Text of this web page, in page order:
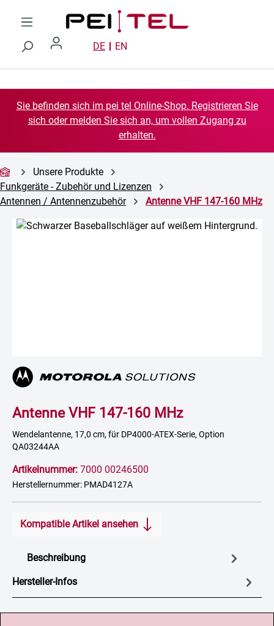
Zum Hauptinhalt springen
DE EN
Sie befinden sich im pei tel Online-Shop. Registrieren Sie
sich oder melden Sie sich an, um vollen Zugang zu
erhalten.
Unsere Produkte
Funkgeräte - Zubehör und Lizenzen
Antennen / Antennenzubehör
Antenne VHF 147-160 MHz
Bildergalerie überspringen
Antenne VHF 147-160 MHz
Wendelantenne, 17,0 cm, für DP4000-ATEX-Serie, Option
QA03244AA
Artikelnummer: 7000 00246500
Herstellernummer: PMAD4127A
Kompatible Artikel ansehen
Beschreibung
Hersteller-Infos